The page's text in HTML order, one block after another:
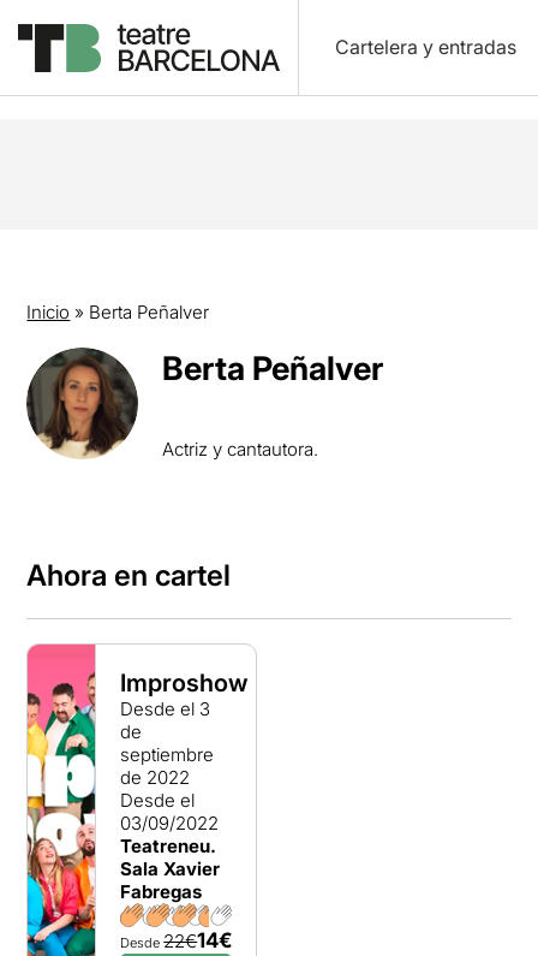
Cartelera y entradas
Inicio » Berta Peñalver
Berta Peñalver
Actriz y cantautora.
Ahora en cartel
Improshow
Desde el 3
de
septiembre
de 2022
Desde el
03/09/2022
Teatreneu.
Sala Xavier
Fabregas
Desde22€14€